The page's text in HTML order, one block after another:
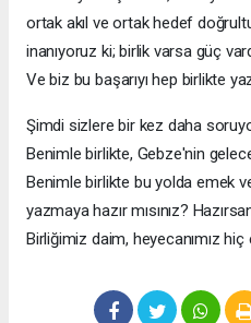
ortak akıl ve ortak hedef
inanıyoruz ki; birlik varsa güç
Ve biz bu başarıyı hep birlikte
Şimdi sizlere bir kez daha
Benimle birlikte, Gebze'nin
Benimle birlikte bu yolda emek
yazmaya hazır mısınız?
Birliğimiz daim, heyecanımız hiç